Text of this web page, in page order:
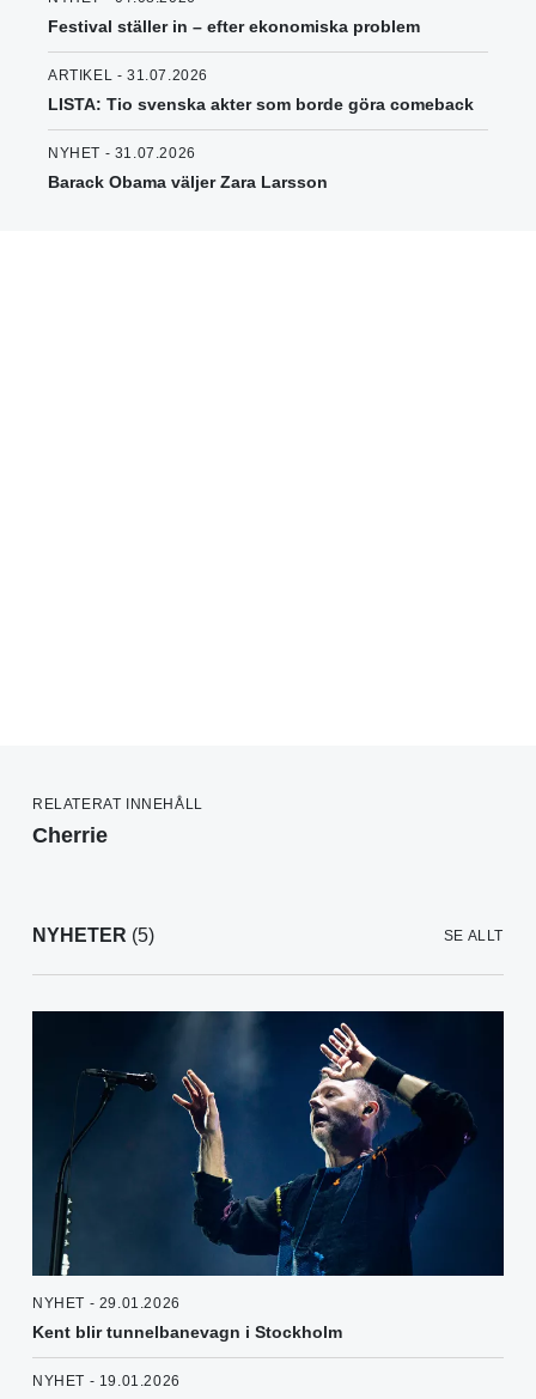
Festival ställer in – efter ekonomiska problem
ARTIKEL - 31.07.2026
LISTA: Tio svenska akter som borde göra comeback
NYHET - 31.07.2026
Barack Obama väljer Zara Larsson
RELATERAT INNEHÅLL
Cherrie
NYHETER (5) SE ALLT
NYHET - 29.01.2026
Kent blir tunnelbanevagn i Stockholm
NYHET - 19.01.2026